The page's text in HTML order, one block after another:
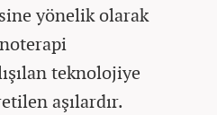
yönelik olarak
teknolojiye
aşılardır.